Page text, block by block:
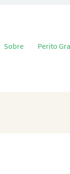
o conteúdo
Sobre Perito